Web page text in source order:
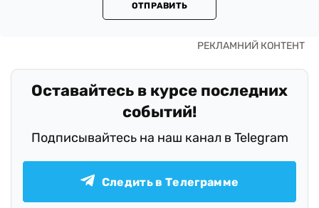
ОТПРАВИТЬ
Оставайтесь в курсе последних
событий!
Подписывайтесь на наш канал в Telegram
Следить в Телеграмме